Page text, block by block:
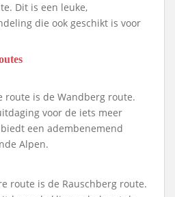
Dit is een leuke,
die ook geschikt is voor
route is de Wandberg route.
voor de iets meer
een adembenemend
Alpen.
route is de Rauschberg route.